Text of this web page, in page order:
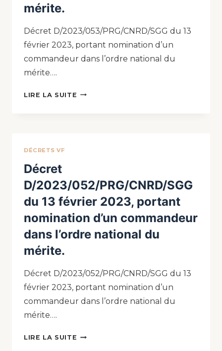
mérite.
Décret D/2023/053/PRG/CNRD/SGG du 13
février 2023, portant nomination d’un
commandeur dans l’ordre national du
mérite….
LIRE LA SUITE
DÉCRETS VF
Décret
D/2023/052/PRG/CNRD/SGG
du 13 février 2023, portant
nomination d’un commandeur
dans l’ordre national du
mérite.
Décret D/2023/052/PRG/CNRD/SGG du 13
février 2023, portant nomination d’un
commandeur dans l’ordre national du
mérite….
LIRE LA SUITE